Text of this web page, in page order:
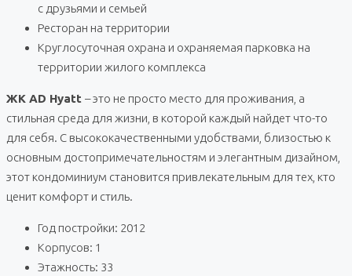
с друзьями и семьей
Ресторан на территории
Круглосуточная охрана и охраняемая парковка на
территории жилого комплекса
ЖК AD Hyatt – это не просто место для проживания, а
стильная среда для жизни, в которой каждый найдет что-то
для себя. С высококачественными удобствами, близостью к
основным достопримечательностям и элегантным дизайном,
этот кондоминиум становится привлекательным для тех, кто
ценит комфорт и стиль.
Год постройки: 2012
Корпусов: 1
Этажность: 33